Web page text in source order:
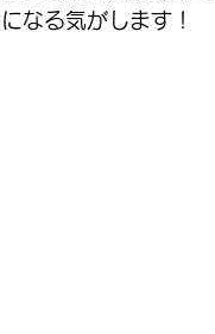
なる気がします！